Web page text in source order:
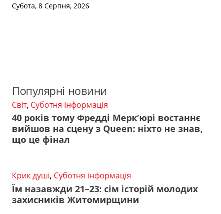
Субота, 8 Серпня, 2026
Популярні новини
Світ, Суботня інформація
40 років тому Фредді Мерк’юрі востаннє
вийшов на сцену з Queen: ніхто не знав,
що це фінал
Крик душі, Суботня інформація
Їм назавжди 21–23: сім історій молодих
захисників Житомирщини